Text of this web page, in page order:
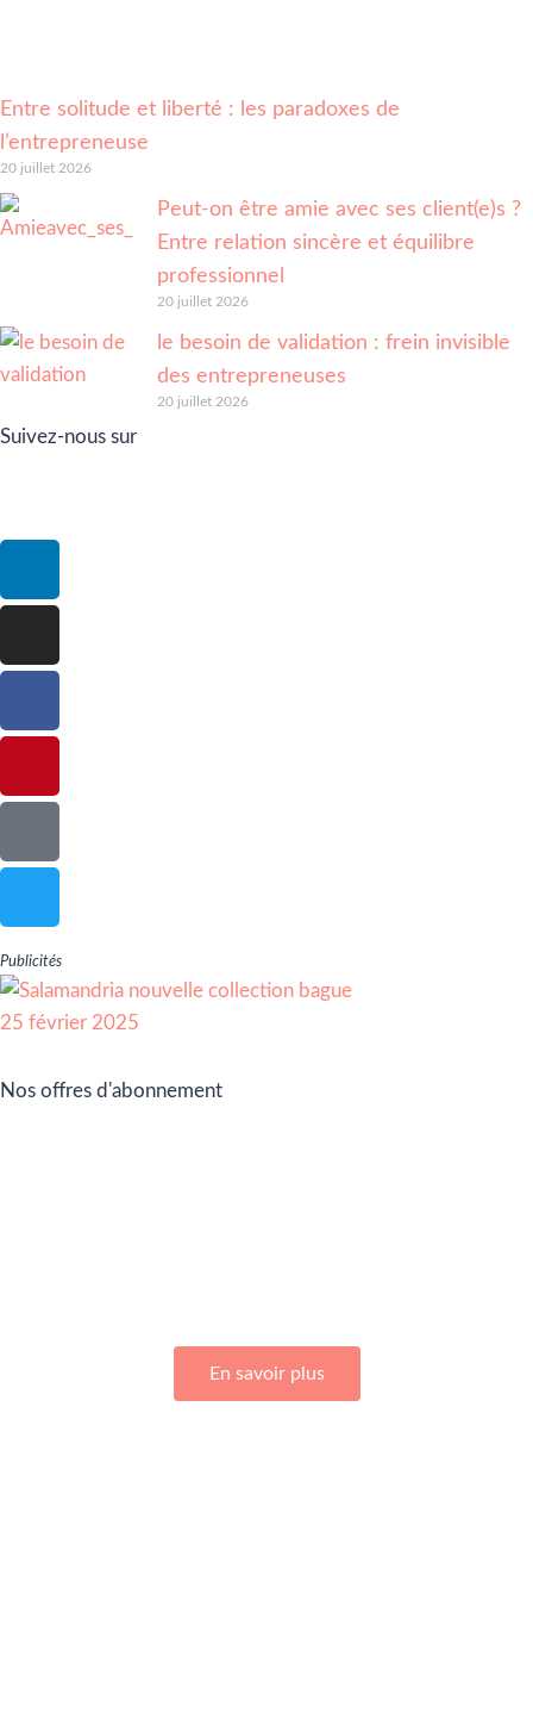
Entre solitude et liberté : les paradoxes de
l’entrepreneuse
20 juillet 2026
Peut-on être amie avec ses client(e)s ?
Entre relation sincère et équilibre
professionnel
20 juillet 2026
le besoin de validation : frein invisible
des entrepreneuses
20 juillet 2026
Suivez-nous sur
Publicités
Nos offres d'abonnement
En savoir plus